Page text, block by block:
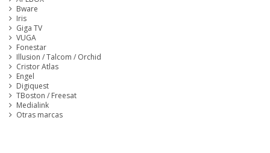
Bware
Iris
Giga TV
VUGA
Fonestar
Illusion / Talcom / Orchid
Cristor Atlas
Engel
Digiquest
TBoston / Freesat
Medialink
Otras marcas